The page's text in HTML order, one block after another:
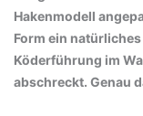
Hakenmodell
Form ein
Köderführung im
abschreckt. Genau